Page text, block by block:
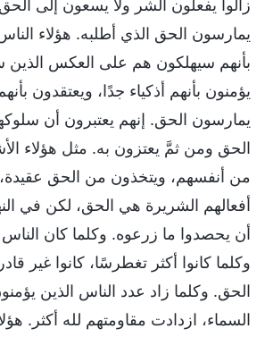
زالوا يفعلون الشر ولا يسعون إلى
يمارسون الحق الذي أطلبه. هؤلاء
بأنهم سيهلكون هم على العكس الذين
يؤمنون بأنهم أذكياء جدًا، ويعتقدون
يمارسون الحق. إنهم يعتبرون أن
الحق ومن ثمَّ يعتزون به. مثل هؤلاء
من أنفسهم، ويتخذون من الحق عقيدة،
أفعالهم الشريرة هي الحق، لكن في
أن يحصدوا ما زرعوه. وكلما كان الناس
وكلما كانوا أكثر تغطرسًا، كانوا غير
الحق. وكلما زاد عدد الناس الذين
السماء، ازدادت مقاومتهم لله أكثر.